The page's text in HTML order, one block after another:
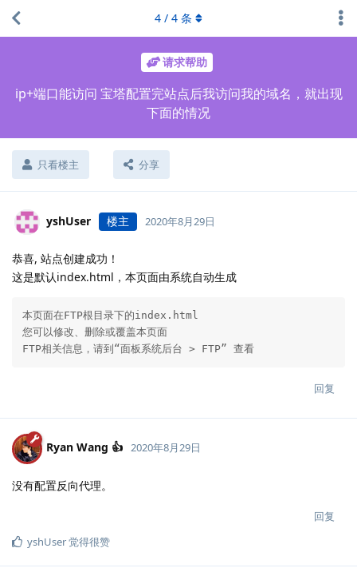
请求帮助
ip+端口能访问 宝塔配置完站点后我访问我的域名，就出现
下面的情况
只看楼主 分享
4 / 4 条
yshUser 楼主 2020年8月29日
恭喜, 站点创建成功！
这是默认index.html，本页面由系统自动生成
本页面在FTP根目录下的index.html
您可以修改、删除或覆盖本页面
FTP相关信息，请到“面板系统后台 > FTP” 查看
回复
Ryan Wang 👍 2020年8月29日
没有配置反向代理。
回复
yshUser觉得很赞